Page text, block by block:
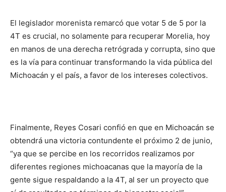
El legislador morenista remarcó que votar 5 de 5 por la
4T es crucial, no solamente para recuperar Morelia, hoy
en manos de una derecha retrógrada y corrupta, sino que
es la vía para continuar transformando la vida pública del
Michoacán y el país, a favor de los intereses colectivos.
Finalmente, Reyes Cosari confió en que en Michoacán se
obtendrá una victoria contundente el próximo 2 de junio,
“ya que se percibe en los recorridos realizamos por
diferentes regiones michoacanas que la mayoría de la
gente sigue respaldando a la 4T, al ser un proyecto que